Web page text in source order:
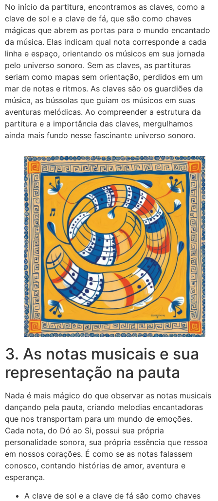
No início da partitura, encontramos as claves, como a
clave de sol e a clave de fá, que são como chaves
mágicas que abrem as portas para o mundo encantado
da música. Elas indicam qual nota corresponde a cada
linha e espaço, orientando os músicos em sua jornada
pelo universo sonoro. Sem as claves, as partituras
seriam como mapas sem orientação, perdidos em um
mar de notas e ritmos. As claves são os guardiões da
música, as bússolas que guiam os músicos em suas
aventuras melódicas. Ao compreender a estrutura da
partitura e a importância das claves, mergulhamos
ainda mais fundo nesse fascinante universo sonoro.
3. As notas musicais e sua
representação na pauta
Nada é mais mágico do que observar as notas musicais
dançando pela pauta, criando melodias encantadoras
que nos transportam para um mundo de emoções.
Cada nota, do Dó ao Si, possui sua própria
personalidade sonora, sua própria essência que ressoa
em nossos corações. É como se as notas falassem
conosco, contando histórias de amor, aventura e
esperança.
A clave de sol e a clave de fá são como chaves